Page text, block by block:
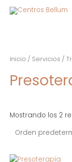
Inicio / Servicios /
Mostrando los 2